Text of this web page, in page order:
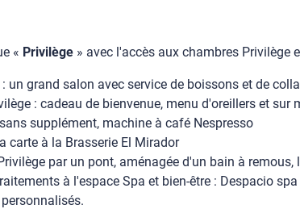
« Privilège » avec l'accès aux chambres Privilège
un grand salon avec service de boissons et de
: cadeau de bienvenue, menu d'oreillers et
supplément, machine à café Nespresso
carte à la Brasserie El Mirador
par un pont, aménagée d'un bain à
à l'espace Spa et bien-être : Despacio